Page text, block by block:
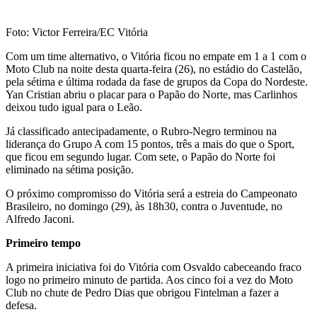
Foto: Victor Ferreira/EC Vitória
Com um time alternativo, o Vitória ficou no empate em 1 a 1 com o
Moto Club na noite desta quarta-feira (26), no estádio do Castelão,
pela sétima e última rodada da fase de grupos da Copa do Nordeste.
Yan Cristian abriu o placar para o Papão do Norte, mas Carlinhos
deixou tudo igual para o Leão.
Já classificado antecipadamente, o Rubro-Negro terminou na
liderança do Grupo A com 15 pontos, três a mais do que o Sport,
que ficou em segundo lugar. Com sete, o Papão do Norte foi
eliminado na sétima posição.
O próximo compromisso do Vitória será a estreia do Campeonato
Brasileiro, no domingo (29), às 18h30, contra o Juventude, no
Alfredo Jaconi.
Primeiro tempo
A primeira iniciativa foi do Vitória com Osvaldo cabeceando fraco
logo no primeiro minuto de partida. Aos cinco foi a vez do Moto
Club no chute de Pedro Dias que obrigou Fintelman a fazer a
defesa.